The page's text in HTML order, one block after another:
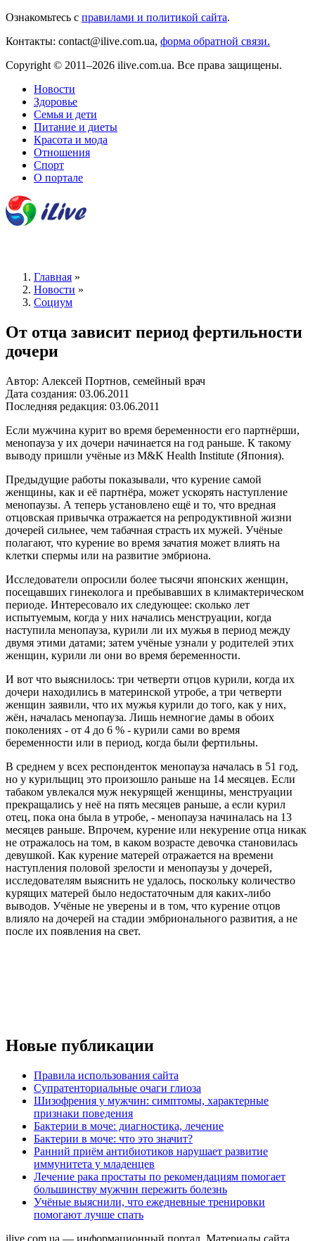
Ознакомьтесь с правилами и политикой сайта.
Контакты: contact@ilive.com.ua, форма обратной связи.
Copyright © 2011–2026 ilive.com.ua. Все права защищены.
Новости
Здоровье
Семья и дети
Питание и диеты
Красота и мода
Отношения
Спорт
О портале
Главная »
Новости »
Социум
От отца зависит период фертильности
дочери
Автор: Алексей Портнов, семейный врач
Дата создания: 03.06.2011
Последняя редакция: 03.06.2011
Если мужчина курит во время беременности его партнёрши,
менопауза у их дочери начинается на год раньше. К такому
выводу пришли учёные из M&K Health Institute (Япония).
Предыдущие работы показывали, что курение самой
женщины, как и её партнёра, может ускорять наступление
менопаузы. А теперь установлено ещё и то, что вредная
отцовская привычка отражается на репродуктивной жизни
дочерей сильнее, чем табачная страсть их мужей. Учёные
полагают, что курение во время зачатия может влиять на
клетки спермы или на развитие эмбриона.
Исследователи опросили более тысячи японских женщин,
посещавших гинеколога и пребывавших в климактерическом
периоде. Интересовало их следующее: сколько лет
испытуемым, когда у них начались менструации, когда
наступила менопауза, курили ли их мужья в период между
двумя этими датами; затем учёные узнали у родителей этих
женщин, курили ли они во время беременности.
И вот что выяснилось: три четверти отцов курили, когда их
дочери находились в материнской утробе, а три четверти
женщин заявили, что их мужья курили до того, как у них,
жён, началась менопауза. Лишь немногие дамы в обоих
поколениях - от 4 до 6 % - курили сами во время
беременности или в период, когда были фертильны.
В среднем у всех респонденток менопауза началась в 51 год,
но у курильщиц это произошло раньше на 14 месяцев. Если
табаком увлекался муж некурящей женщины, менструации
прекращались у неё на пять месяцев раньше, а если курил
отец, пока она была в утробе, - менопауза начиналась на 13
месяцев раньше. Впрочем, курение или некурение отца никак
не отражалось на том, в каком возрасте девочка становилась
девушкой. Как курение матерей отражается на времени
наступления половой зрелости и менопаузы у дочерей,
исследователям выяснить не удалось, поскольку количество
курящих матерей было недостаточным для каких-либо
выводов. Учёные не уверены и в том, что курение отцов
влияло на дочерей на стадии эмбрионального развития, а не
после их появления на свет.
Новые публикации
Правила использования сайта
Супратенториальные очаги глиоза
Шизофрения у мужчин: симптомы, характерные
признаки поведения
Бактерии в моче: диагностика, лечение
Бактерии в моче: что это значит?
Ранний приём антибиотиков нарушает развитие
иммунитета у младенцев
Лечение рака простаты по рекомендациям помогает
большинству мужчин пережить болезнь
Учёные выяснили, что ежедневные тренировки
помогают лучше спать
ilive.com.ua — информационный портал. Материалы сайта